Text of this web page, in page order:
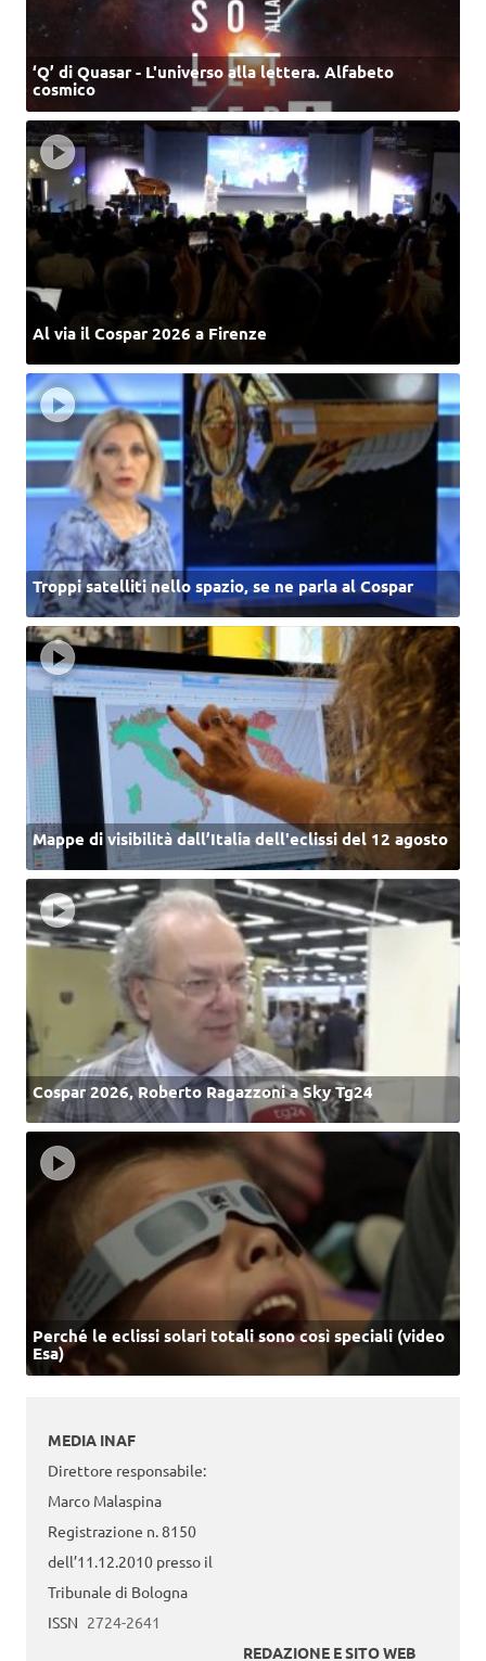
‘Q’ di Quasar - L'universo alla lettera. Alfabeto
cosmico
Al via il Cospar 2026 a Firenze
Troppi satelliti nello spazio, se ne parla al Cospar
Mappe di visibilità dall’Italia dell'eclissi del 12 agosto
Cospar 2026, Roberto Ragazzoni a Sky Tg24
Perché le eclissi solari totali sono così speciali (video
Esa)
MEDIA INAF
Direttore responsabile:
Marco Malaspina
Registrazione n. 8150
dell’11.12.2010 presso il
Tribunale di Bologna
ISSN 2724-2641
REDAZIONE E SITO WEB